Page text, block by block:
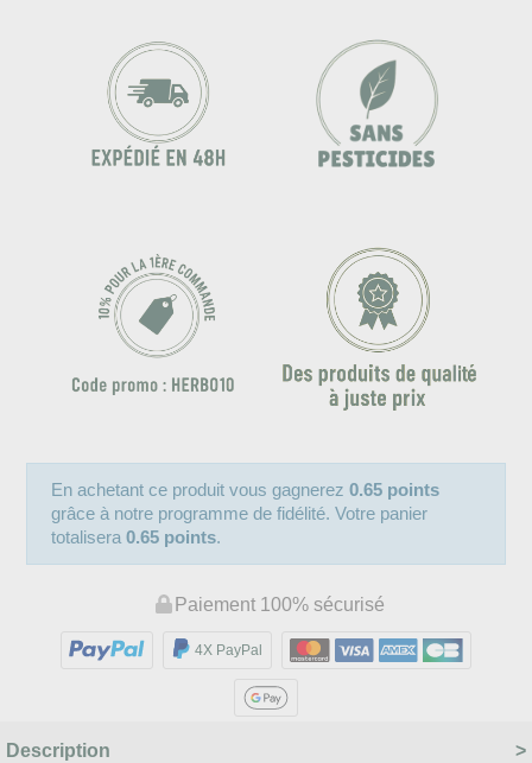
En achetant ce produit vous gagnerez0.65 points
grâce à notre programme de fidélité. Votre panier
totalisera0.65 points.
Paiement 100% sécurisé
4X PayPal
Description